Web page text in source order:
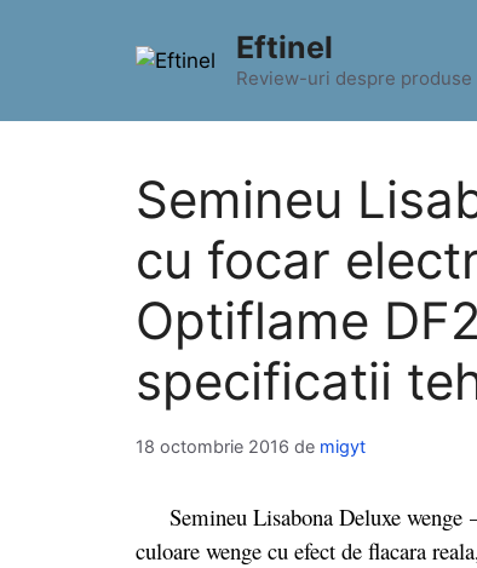
Eftinel
Review-uri despre produse
Semineu
cu focar
Optiflame
specificatii
18 octombrie 2016 de migyt
Semineu Lisabona Deluxe wenge
culoare wenge cu efect de flacara